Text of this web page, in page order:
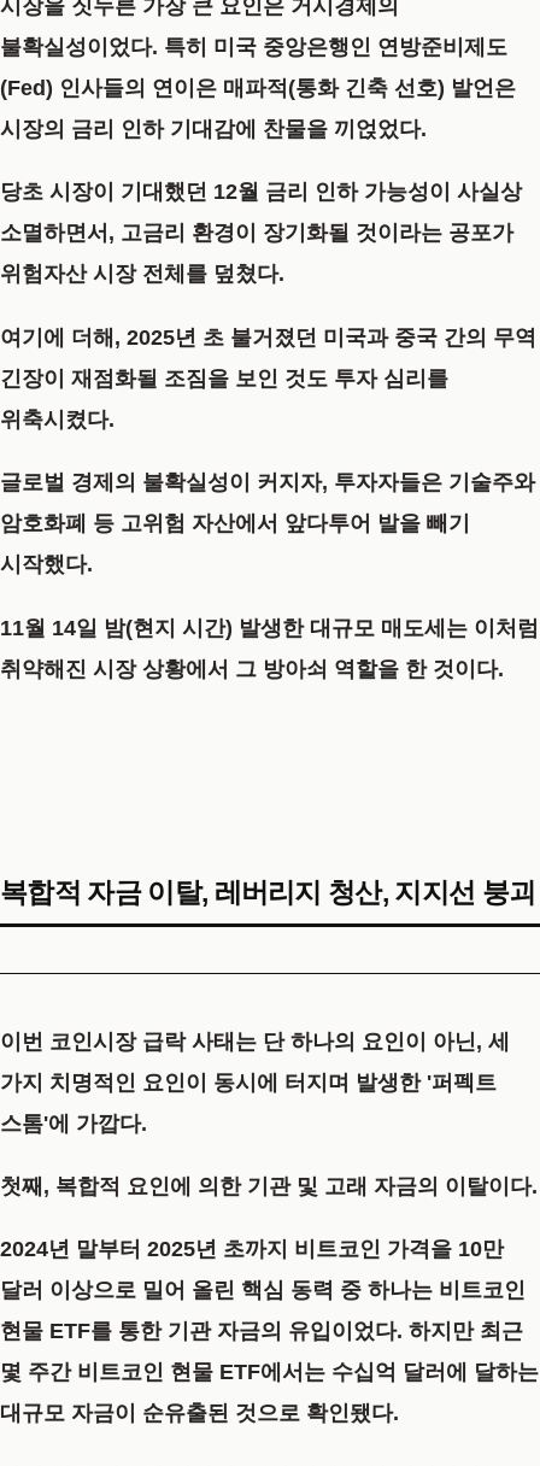
시장을 짓누른 가장 큰 요인은 거시경제의
불확실성이었다. 특히 미국 중앙은행인 연방준비제도
(Fed) 인사들의 연이은 매파적(통화 긴축 선호) 발언은
시장의 금리 인하 기대감에 찬물을 끼얹었다.
당초 시장이 기대했던 12월 금리 인하 가능성이 사실상
소멸하면서, 고금리 환경이 장기화될 것이라는 공포가
위험자산 시장 전체를 덮쳤다.
여기에 더해, 2025년 초 불거졌던 미국과 중국 간의 무역
긴장이 재점화될 조짐을 보인 것도 투자 심리를
위축시켰다.
글로벌 경제의 불확실성이 커지자, 투자자들은 기술주와
암호화폐 등 고위험 자산에서 앞다투어 발을 빼기
시작했다.
11월 14일 밤(현지 시간) 발생한 대규모 매도세는 이처럼
취약해진 시장 상황에서 그 방아쇠 역할을 한 것이다.
복합적 자금 이탈, 레버리지 청산, 지지선 붕괴
이번 코인시장 급락사태는 단 하나의 요인이 아닌, 세
가지 치명적인 요인이 동시에 터지며 발생한 '퍼펙트
스톰'에 가깝다.
첫째, 복합적 요인에 의한 기관 및 고래 자금의 이탈이다.
2024년 말부터 2025년 초까지 비트코인 가격을 10만
달러 이상으로 밀어 올린 핵심 동력 중 하나는 비트코인
현물 ETF를 통한 기관 자금의 유입이었다. 하지만 최근
몇 주간 비트코인 현물 ETF에서는 수십억 달러에 달하는
대규모 자금이 순유출된 것으로 확인됐다.